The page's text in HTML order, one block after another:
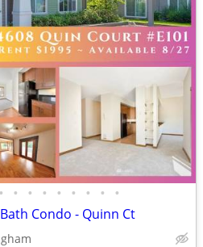
• • • • • • • • •
Condo - Quinn Ct